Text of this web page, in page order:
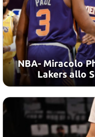
NBA- Miracolo
Lakers allo